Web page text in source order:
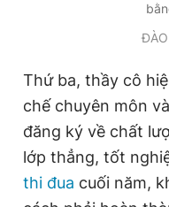
Thứ ba, thầy cô
chế chuyên môn
đăng ký về chất
lớp thẳng, tốt
thi đua cuối năm,